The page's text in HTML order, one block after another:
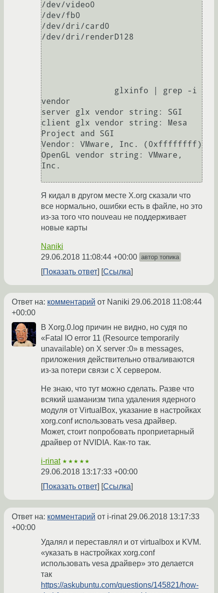
/dev/video0
/dev/fb0
/dev/dri/card0
/dev/dri/renderD128
vendor
server glx vendor string: SGI
client glx vendor string: Mesa
Project and SGI
Vendor: VMware, Inc. (0xffffffff)
OpenGL vendor string: VMware,
Inc.
Я кидал в другом месте X.org сказали что
все нормально, ошибки есть в файле, но это
из-за того что nouveau не поддерживает
новые карты
Naniki
29.06.2018 11:08:44 +00:00 автор топика
Показать ответ Ссылка
Ответ на: комментарий от Naniki 29.06.2018 11:08:44
+00:00
В Xorg.0.log причин не видно, но судя по
«Fatal IO error 11 (Resource temporarily
unavailable) on X server :0» в messages,
приложения действительно отваливаются
из-за потери связи с X сервером.
Не знаю, что тут можно сделать. Разве что
всякий шаманизм типа удаления ядерного
модуля от VirtualBox, указание в настройках
xorg.conf использовать vesa драйвер.
Может, стоит попробовать проприетарный
драйвер от NVIDIA. Как-то так.
i-rinat ★★★★★
29.06.2018 13:17:33 +00:00
Показать ответ
Ссылка
Ответ на: комментарий от i-rinat29.06.2018 13:17:33
+00:00
Удалял и переставлял и от virtualbox и KVM.
«указать в настройках xorg.conf
использовать vesa драйвер» это делается
так
https://askubuntu.com/questions/145821/how-